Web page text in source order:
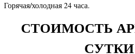
Горячая/холодная 24 часа.
СТОИМОСТЬ
СУТКИ